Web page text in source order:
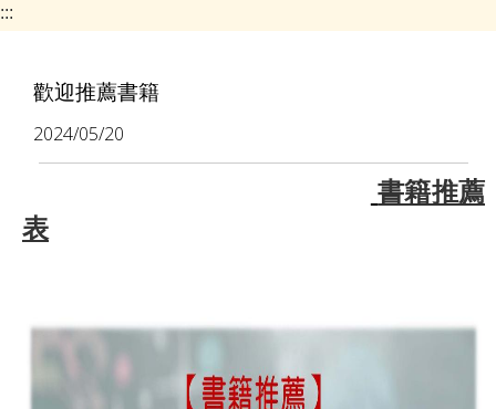
i
:::
歡迎推薦書籍
2024/05/20
書籍推薦
表